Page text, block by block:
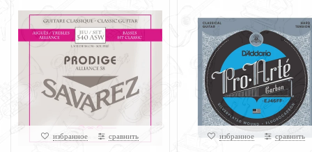
избранное сравнить избранное сравнить